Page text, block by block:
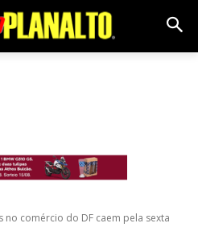
no comércio do DF caem pela sexta